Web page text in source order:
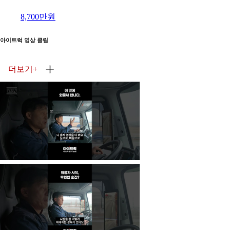
8,700만원
아이트럭 영상 클립
더보기 +